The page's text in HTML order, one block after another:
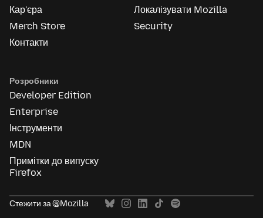
Кар'єра
Merch Store
Контакти
Локалізувати Mozilla
Security
Розробники
Developer Edition
Enterprise
Інструменти
MDN
Примітки до випуску
Firefox
Стежити за @Mozilla